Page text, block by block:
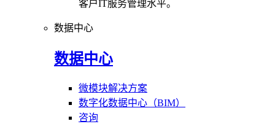
客户IT服务管理水平。
数据中心
数据中心
微模块解决方案
数字化数据中心（BIM）
咨询